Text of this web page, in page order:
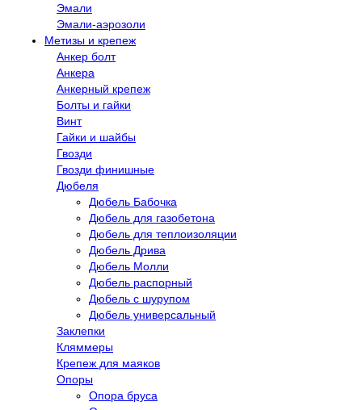
Эмали
Эмали-аэрозоли
Метизы и крепеж
Анкер болт
Анкера
Анкерный крепеж
Болты и гайки
Винт
Гайки и шайбы
Гвозди
Гвозди финишные
Дюбеля
Дюбель Бабочка
Дюбель для газобетона
Дюбель для теплоизоляции
Дюбель Дрива
Дюбель Молли
Дюбель распорный
Дюбель с шурупом
Дюбель универсальный
Заклепки
Кляммеры
Крепеж для маяков
Опоры
Опора бруса